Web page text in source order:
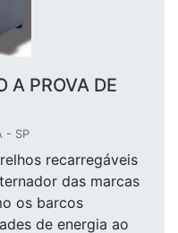
A PROVA DE
- SP
recarregáveis
das marcas
os barcos
de energia ao